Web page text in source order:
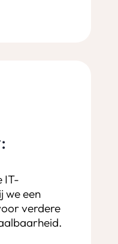
IT-
we een
verdere